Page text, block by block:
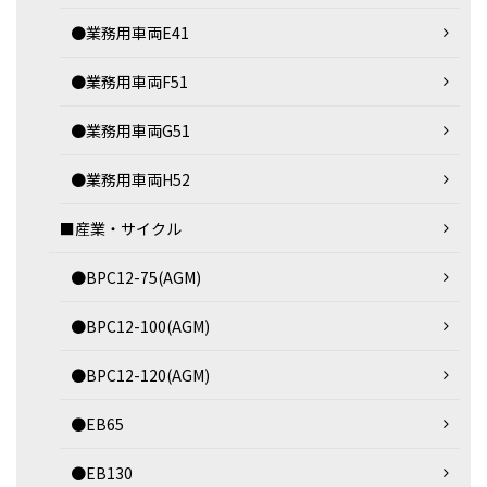
●業務用車両E41
●業務用車両F51
●業務用車両G51
●業務用車両H52
■産業・サイクル
●BPC12-75(AGM)
●BPC12-100(AGM)
●BPC12-120(AGM)
●EB65
●EB130